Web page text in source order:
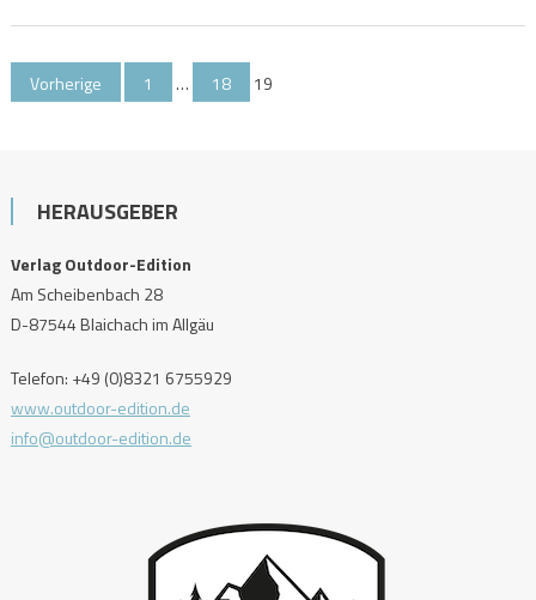
Seitennummerierung
Vorherige 1 … 18 19
HERAUSGEBER
Verlag Outdoor-Edition
Am Scheibenbach 28
D-87544 Blaichach im Allgäu
Telefon: +49 (0)8321 6755929
www.outdoor-edition.de
info@outdoor-edition.de